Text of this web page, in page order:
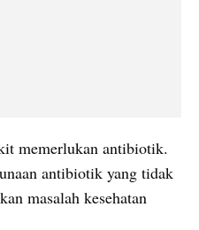
memerlukan antibiotik.
antibiotik yang tidak
masalah kesehatan